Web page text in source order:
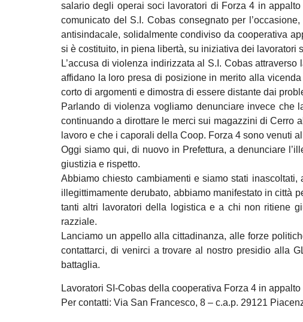
salario degli operai soci lavoratori di Forza 4 in
comunicato del S.I. Cobas consegnato per
antisindacale, solidalmente condiviso da cooperativa
si è costituito, in piena libertà, su iniziativa dei lavoratori
L’accusa di violenza indirizzata al S.I. Cobas
affidano la loro presa di posizione in merito alla
corto di argomenti e dimostra di essere distante dai
Parlando di violenza vogliamo denunciare invece che
continuando a dirottare le merci sui magazzini di Cerro
lavoro e che i caporali della Coop. Forza 4 sono venuti
Oggi siamo qui, di nuovo in Prefettura, a denunciare
giustizia e rispetto.
Abbiamo chiesto cambiamenti e siamo stati
illegittimamente derubato, abbiamo manifestato in città
tanti altri lavoratori della logistica e a chi non ritiene
razziale.
Lanciamo un appello alla cittadinanza, alle forze
contattarci, di venirci a trovare al nostro presidio alla
battaglia.
Lavoratori SI-Cobas della cooperativa Forza 4 in
Per contatti: Via San Francesco, 8 – c.a.p. 29121